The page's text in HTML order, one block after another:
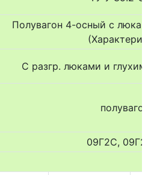
Полувагон 4-осный с
С разгр. люками и
09Г2С,